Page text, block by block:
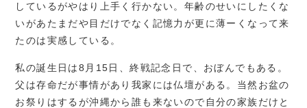
しているがやはり上手く行かない。年齢のせいにしたくな
いがあたまだや目だけでなく記憶力が更に薄ーくなって来
たのは実感している。
私の誕生日は8月15日、終戦記念日で、おぼんでもある。
父は存命だが事情があり我家には仏壇がある。当然お盆の
お祭りはするが沖縄から誰も来ないので自分の家族だけと